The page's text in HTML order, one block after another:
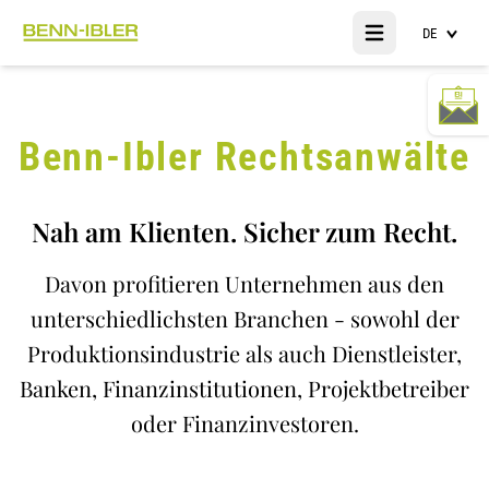
Open main menu
DE
Benn-Ibler Rechtsanwälte
Nah am Klienten. Sicher zum Recht.
Davon profitieren Unternehmen aus den
unterschiedlichsten Branchen - sowohl der
Produktionsindustrie als auch Dienstleister,
Banken, Finanzinstitutionen, Projektbetreiber
oder Finanzinvestoren.